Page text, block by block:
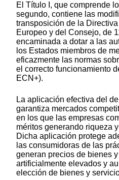
El Título I, que comprende
segundo, contiene las
transposición de la
Europeo y del Consejo, de
encaminada a dotar a las
los Estados miembros de
eficazmente las normas
el correcto funcionamiento
ECN+).
La aplicación efectiva del
garantiza mercados
en los que las empresas
méritos generando riqueza
Dicha aplicación protege
las consumidoras de las
generan precios de bienes
artificialmente elevados y
elección de bienes y